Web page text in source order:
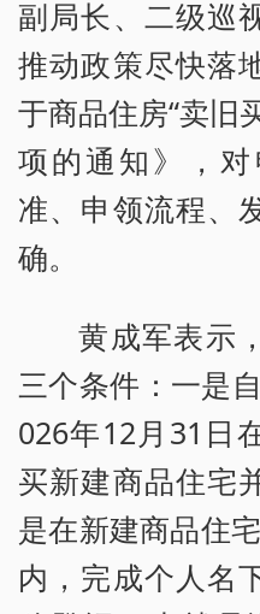
副局长、二级巡
推动政策尽快落
于商品住房“卖旧
项的通知》，
准、申领流程、
确。
黄成军表示
三个条件：一是
026年12月31日
买新建商品住宅
是在新建商品住
内，完成个人名